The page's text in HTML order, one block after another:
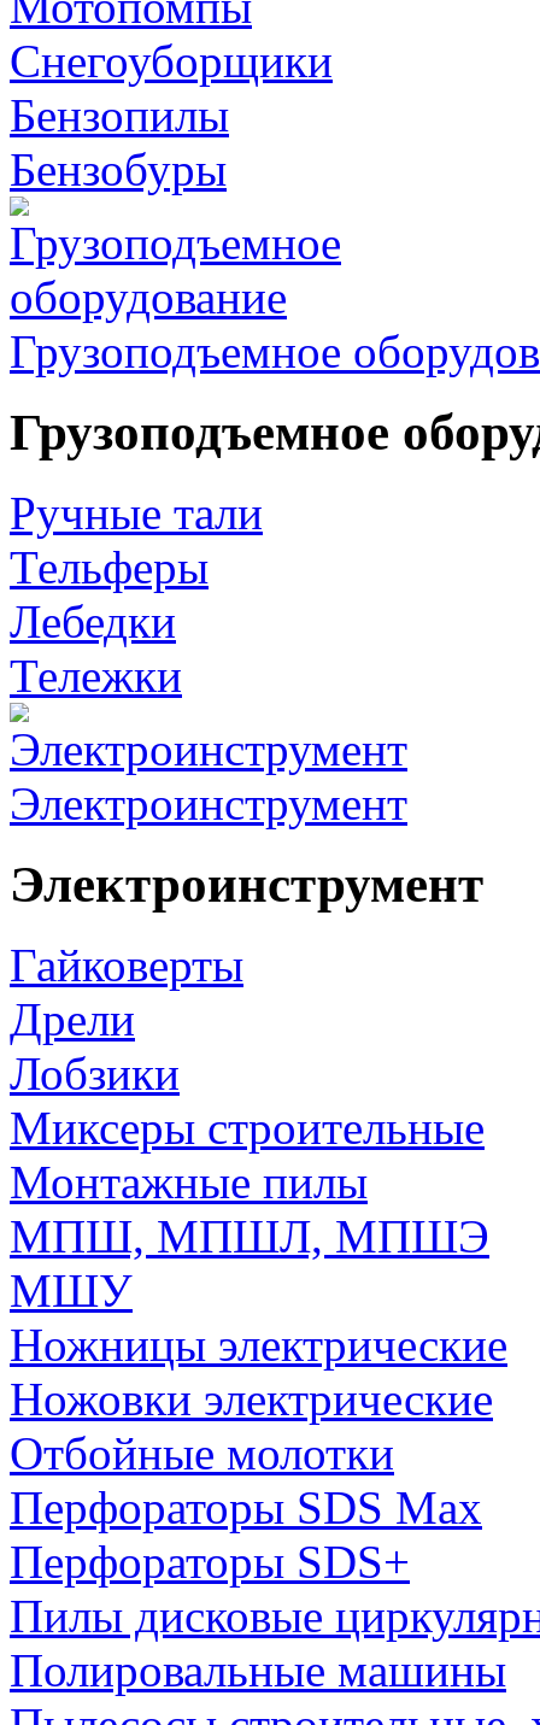
Снегоуборщики
Бензопилы
Бензобуры
Грузоподъемное
Грузоподъемное
Ручные тали
Тельферы
Лебедки
Тележки
Электроинструмент
Электроинструмент
Гайковерты
Дрели
Лобзики
Миксеры строительные
Монтажные пилы
МПШ, МПШЛ, МПШЭ
МШУ
Ножницы электрические
Ножовки электрические
Отбойные молотки
Перфораторы SDS Max
Перфораторы SDS+
Пилы дисковые
Полировальные машины